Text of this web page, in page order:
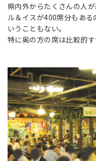
県内外からたくさんの人
ル＆イスが400席分もある
いうこともない。
特に奥の方の席は比較的